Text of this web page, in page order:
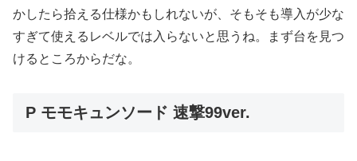
かしたら拾える仕様かもしれないが、そもそも導入が少な
すぎて使えるレベルでは入らないと思うね。まず台を見つ
けるところからだな。
P モモキュンソード 速撃99ver.